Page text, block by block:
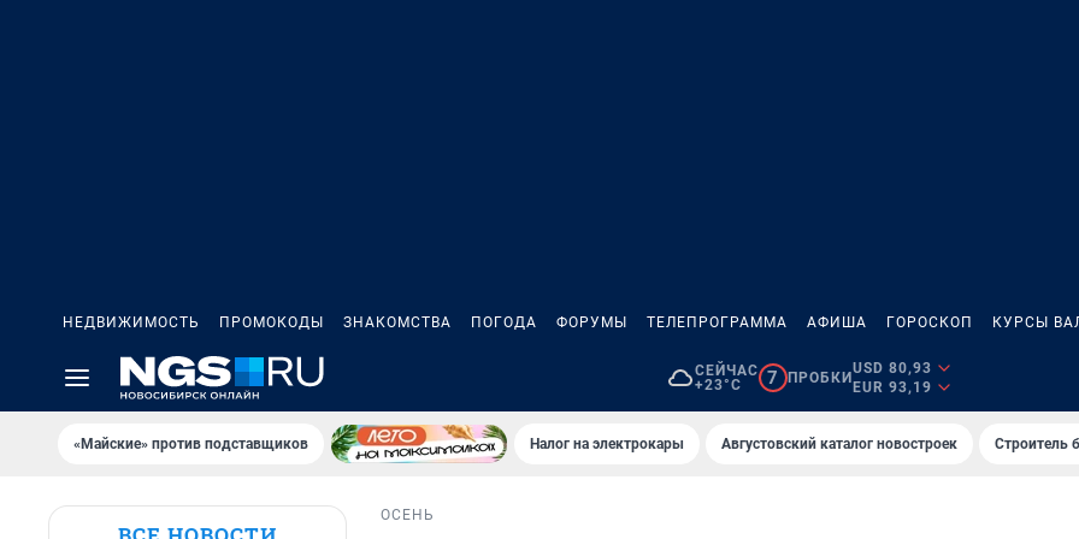
НЕДВИЖИМОСТЬ ПРОМОКОДЫ ЗНАКОМСТВА ПОГОДА ФОРУМЫ ТЕЛЕПРОГРАММА АФИША ГОРОСКОП КУРСЫ
СЕЙЧАС
+23°C
7 ПРОБКИ
USD 80,93
EUR 93,19
«Майские» против подставщиков Налог на электрокары Августовский каталог новостроек Строитель
ОСЕНЬ